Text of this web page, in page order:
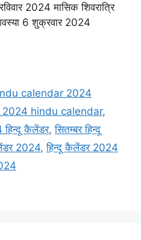
e
2024 मासिक शिवरात्रि
6 शुक्रवार 2024
calendar 2024
hindu calendar,
हिन्दू कैलेंडर,सितम्बर हिन्दू
2024,हिन्दू कैलेंडर 2024